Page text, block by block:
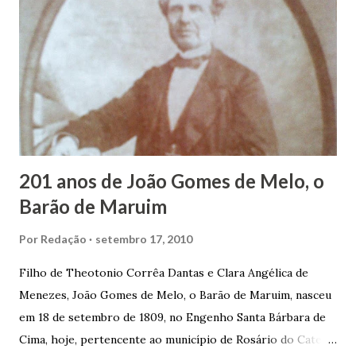
plano para auxiliar na renda familiar. No comércio foi
garçon, dono de bar, de armarinho e depois de uma
panificação. “Ao contrário de muitos, que renegam suas
raízes e procuram obscurecer seu passado, orgulhava-se
em defender o pão como garçon, tendo incontáveis vezes
que trabalhar copiosamente fora de seu horário normal em
trocas de gorjetas que c...
201 anos de João Gomes de Melo, o
Barão de Maruim
Por Redação setembro 17, 2010
Filho de Theotonio Corrêa Dantas e Clara Angélica de
Menezes, João Gomes de Melo, o Barão de Maruim, nasceu
em 18 de setembro de 1809, no Engenho Santa Bárbara de
Cima, hoje, pertencente ao município de Rosário do Catete.